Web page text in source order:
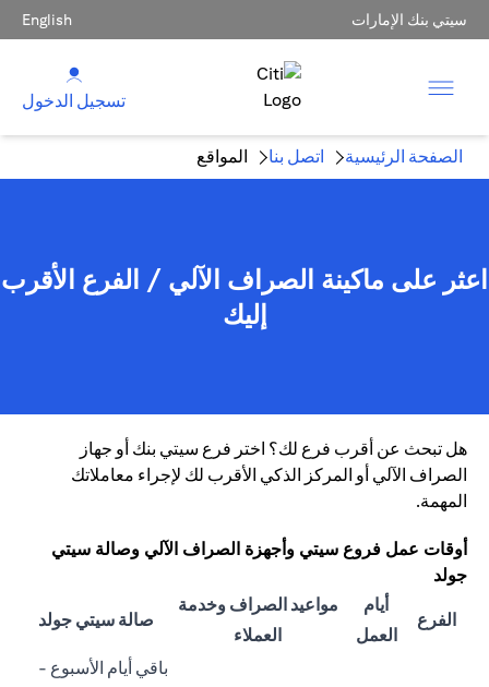
سيتي بنك الإمارات English
تسجيل الدخول
الصفحة الرئيسية اتصل بنا المواقع
اعثر على ماكينة الصراف الآلي / الفرع الأقرب
إليك
هل تبحث عن أقرب فرع لك؟ اختر فرع سيتي بنك أو جهاز
الصراف الآلي أو المركز الذكي الأقرب لك لإجراء معاملاتك
المهمة.
أوقات عمل فروع سيتي وأجهزة الصراف الآلي وصالة سيتي
جولد
الفرع
أيام
العمل
مواعيد الصراف وخدمة
العملاء
صالة سيتي جولد
باقي أيام الأسبوع -